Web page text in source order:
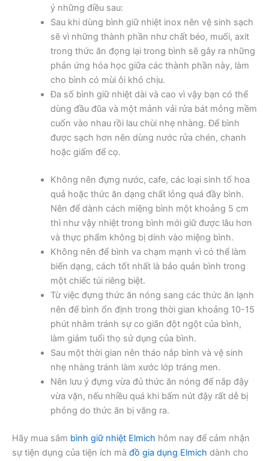
ý những điều sau:
Sau khi dùng bình giữ nhiệt inox nên vệ sinh sạch
sẽ vì những thành phần như chất béo, muối, axit
trong thức ăn đọng lại trong bình sẽ gây ra những
phản ứng hóa học giữa các thành phần này, làm
cho bình có mùi ôi khó chịu.
Đa số bình giữ nhiệt dài và cao vì vậy bạn có thể
dùng đầu đũa và một mảnh vải rửa bát mỏng mềm
cuốn vào nhau rồi lau chùi nhẹ nhàng. Để bình
được sạch hơn nên dùng nước rửa chén, chanh
hoặc giấm để cọ.
Không nên đựng nước, cafe, các loại sinh tố hoa
quả hoặc thức ăn dạng chất lỏng quá đầy bình.
Nên để dành cách miệng bình một khoảng 5 cm
thì như vậy nhiệt trong bình mới giữ được lâu hơn
và thực phẩm không bị dính vào miệng bình.
Không nên để bình va chạm mạnh vì có thể làm
biến dạng, cách tốt nhất là bảo quản bình trong
một chiếc túi riêng biệt.
Từ việc đựng thức ăn nóng sang các thức ăn lạnh
nên để bình ổn định trong thời gian khoảng 10-15
phút nhằm tránh sự co giãn đột ngột của bình,
làm giảm tuổi thọ sử dụng của bình.
Sau một thời gian nên tháo nắp bình và vệ sinh
nhẹ nhàng tránh làm xước lớp tráng men.
Nên lưu ý đựng vừa đủ thức ăn nóng để nắp đậy
vừa vặn, nếu nhiều quá khi bấm nút đậy rất dễ bị
phỏng do thức ăn bị văng ra.
Hãy mua sắm bình giữ nhiệt Elmich hôm nay để cảm nhận
sự tiện dụng của tiện ích mà đồ gia dụng Elmich dành cho